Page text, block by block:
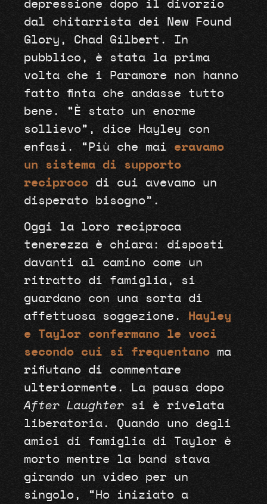
depressione dopo il divorzio
dal chitarrista dei New Found
Glory, Chad Gilbert. In
pubblico, è stata la prima
volta che i Paramore non hanno
fatto finta che andasse tutto
bene. “È stato un enorme
sollievo”, dice Hayley con
enfasi. “Più che mai eravamo
un sistema di supporto
reciprocodi cui avevamo un
disperato bisogno”.
Oggi la loro reciproca
tenerezza è chiara: disposti
davanti al camino come un
ritratto di famiglia, si
guardano con una sorta di
affettuosa soggezione.
Hayley
e Taylor confermano le voci
secondo cui si frequentanoma
rifiutano di commentare
ulteriormente. La pausa dopo
After Laughtersi è rivelata
liberatoria. Quando uno degli
amici di famiglia di Taylor è
morto mentre la band stava
girando un video per un
singolo, “Ho iniziato a